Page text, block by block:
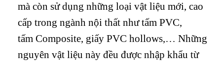
mà còn sử dụng những loại vật liệu mới, cao
cấp trong ngành nội thất như tấm PVC,
tấm Composite, giấy PVC hollows,… Những
nguyên vật liệu này đều được nhập khẩu từ